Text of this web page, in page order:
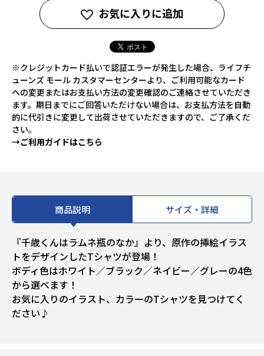
お気に入りに追加
※クレジットカード払いで認証エラーが発生した場合、ライフチ
ューンズ モール カスタマーセンターより、ご利用可能なカード
への変更またはお支払い方法の変更確認のご連絡させていただき
ます。期日までにご回答いただけない場合は、お支払方法を自動
的に代引きに変更して出荷させていただきますので、ご了承くだ
さい。
→ご利用ガイドはこちら
商品説明 サイズ・詳細
『千歳くんはラムネ瓶のなか』より、原作の挿絵イラス
トをデザインしたTシャツが登場！
ボディ色はホワイト／ブラック／ネイビー／グレーの4色
から選べます！
お気に入りのイラスト、カラーのTシャツを見つけてく
ださい♪